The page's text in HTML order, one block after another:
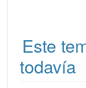
Este
todavía